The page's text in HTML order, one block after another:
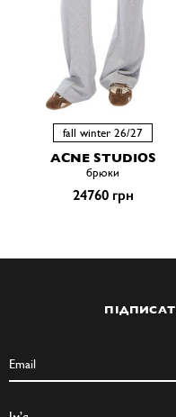
fall winter 26/27
ACNE STUDIOS
брюки
24760 грн